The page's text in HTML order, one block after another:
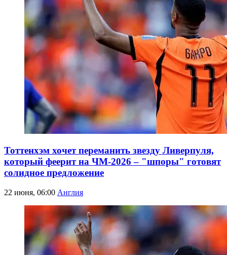
Тоттенхэм хочет переманить звезду Ливерпуля,
который феерит на ЧМ-2026 – "шпоры" готовят
солидное предложение
22 июня, 06:00 Англия